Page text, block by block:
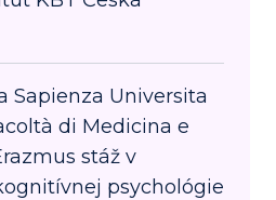
Sapienza Universita
di Medicina e
stáž v
psychológie